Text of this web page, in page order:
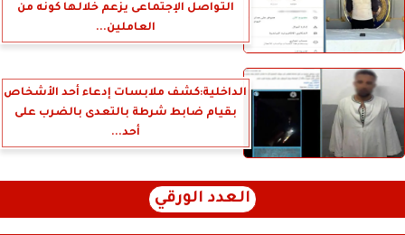
التواصل الإجتماعى يزعم خلالها كونه من
العاملين...
الداخلية:كشف ملابسات إدعاء أحد الأشخاص
بقيام ضابط شرطة بالتعدى بالضرب على
أحد...
العدد الورقي